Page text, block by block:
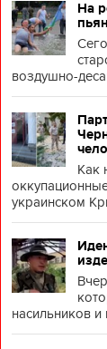
На
воздушно-
Как
украинском
насильников и